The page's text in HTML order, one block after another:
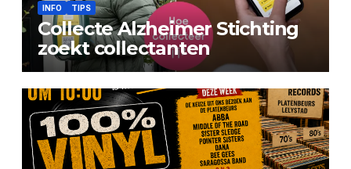
INFO TIPS
Collecte Alzheimer Stichting
zoekt collectanten